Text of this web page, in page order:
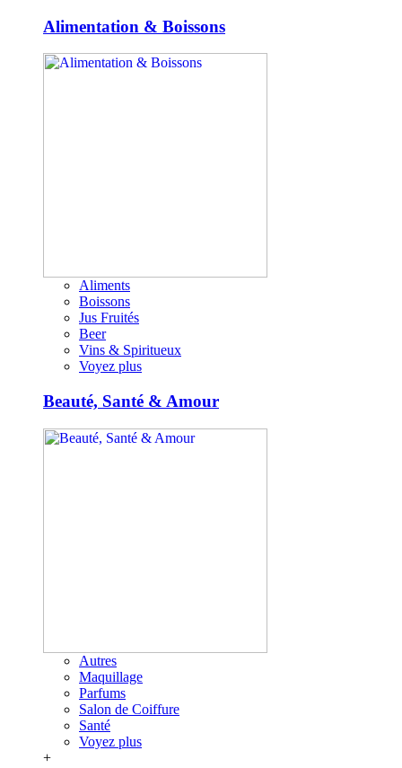
Alimentation & Boissons
Aliments
Boissons
Jus Fruités
Beer
Vins & Spiritueux
Voyez plus
Beauté, Santé & Amour
Autres
Maquillage
Parfums
Salon de Coiffure
Santé
Voyez plus
+